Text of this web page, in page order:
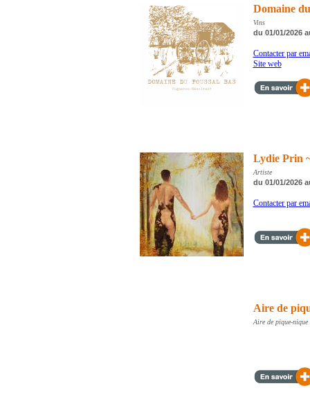
Domaine
Vins
du 01/01/2026
Contacter par
Site web
Lydie Prin
Artiste
du 01/01/2026
Contacter par
Aire de
Aire de pique-nique